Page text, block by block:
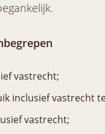
vastrecht;
inclusief vastrecht
vastrecht;